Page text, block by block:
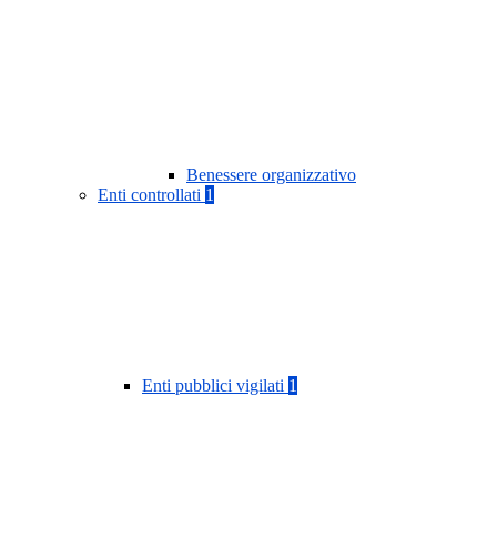
Benessere organizzativo
Enti controllati 1
Enti pubblici vigilati 1